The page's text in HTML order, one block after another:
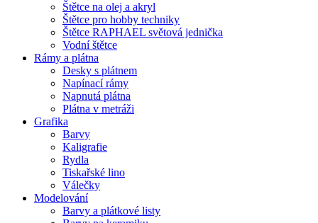
Štětce na olej a akryl
Štětce pro hobby techniky
Štětce RAPHAEL světová jednička
Vodní štětce
Rámy a plátna
Desky s plátnem
Napínací rámy
Napnutá plátna
Plátna v metráži
Grafika
Barvy
Kaligrafie
Rydla
Tiskařské lino
Válečky
Modelování
Barvy a plátkové listy